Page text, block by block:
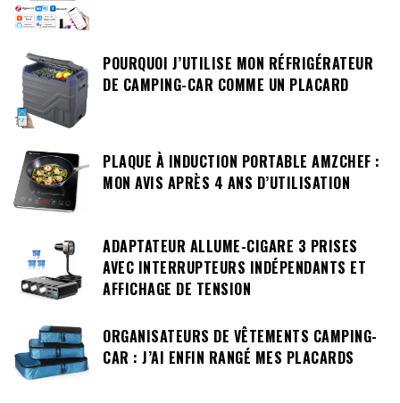
POURQUOI J’UTILISE MON RÉFRIGÉRATEUR
DE CAMPING-CAR COMME UN PLACARD
PLAQUE À INDUCTION PORTABLE AMZCHEF :
MON AVIS APRÈS 4 ANS D’UTILISATION
ADAPTATEUR ALLUME-CIGARE 3 PRISES
AVEC INTERRUPTEURS INDÉPENDANTS ET
AFFICHAGE DE TENSION
ORGANISATEURS DE VÊTEMENTS CAMPING-
CAR : J’AI ENFIN RANGÉ MES PLACARDS